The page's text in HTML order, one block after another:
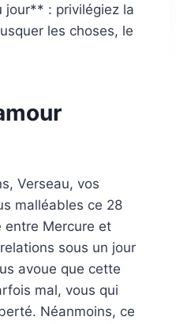
jour** : privilégiez la
les choses, le
Verseau, vos
malléables ce 28
entre Mercure et
sous un jour
avoue que cette
mal, vous qui
Néanmoins, ce